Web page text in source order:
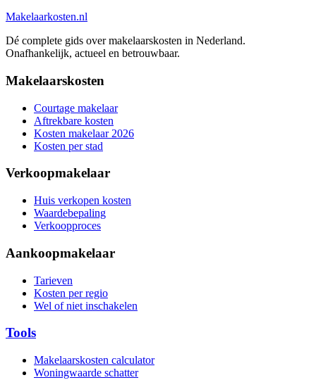
Makelaarkosten.nl
Dé complete gids over makelaarskosten in Nederland.
Onafhankelijk, actueel en betrouwbaar.
Makelaarskosten
Courtage makelaar
Aftrekbare kosten
Kosten makelaar 2026
Kosten per stad
Verkoopmakelaar
Huis verkopen kosten
Waardebepaling
Verkoopproces
Aankoopmakelaar
Tarieven
Kosten per regio
Wel of niet inschakelen
Tools
Makelaarskosten calculator
Woningwaarde schatter